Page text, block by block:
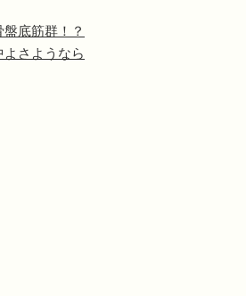
底筋群！？
さようなら